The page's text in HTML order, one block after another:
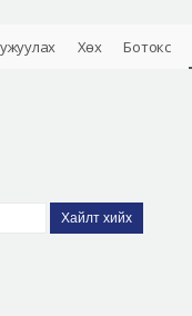
Хөх Ботокс
Хайлт хийх